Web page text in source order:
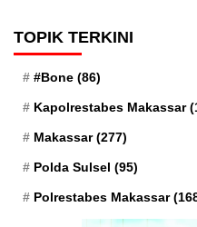
TOPIK TERKINI
#Bone (86)
Kapolrestabes Makassar
Makassar(277)
Polda Sulsel (95)
Polrestabes Makassar